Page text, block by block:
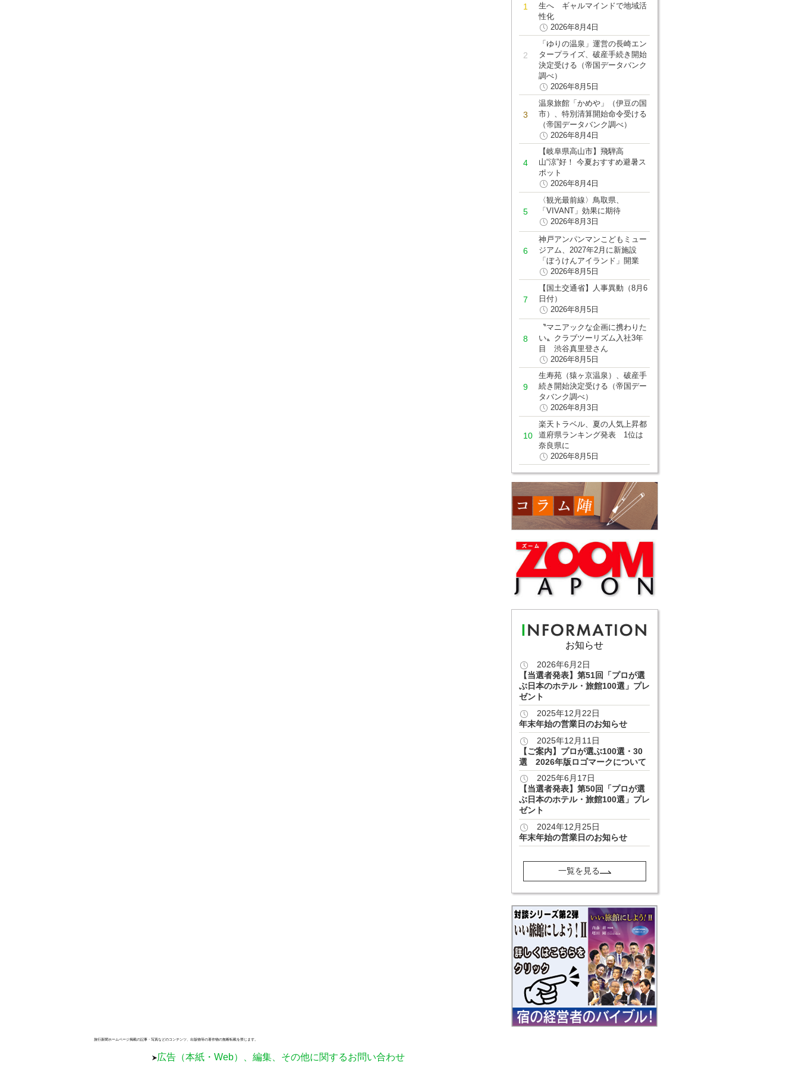
生へ ギャルマインドで地域活
性化
2026年8月4日
「ゆりの温泉」運営の長崎エン
タープライズ、破産手続き開始
決定受ける（帝国データバンク
調べ）
2026年8月5日
温泉旅館「かめや」（伊豆の国
市）、特別清算開始命令受ける
（帝国データバンク調べ）
2026年8月4日
【岐阜県高山市】飛騨高
山“涼”好！ 今夏おすすめ避暑ス
ポット
2026年8月4日
〈観光最前線〉鳥取県、
「VIVANT」効果に期待
2026年8月3日
神戸アンパンマンこどもミュー
ジアム、2027年2月に新施設
「ぼうけんアイランド」開業
2026年8月5日
【国土交通省】人事異動（8月6
日付）
2026年8月5日
〝マニアックな企画に携わりた
い〟クラブツーリズム入社3年
目 渋谷真里登さん
2026年8月5日
生寿苑（猿ヶ京温泉）、破産手
続き開始決定受ける（帝国デー
タバンク調べ）
2026年8月3日
楽天トラベル、夏の人気上昇都
道府県ランキング発表 1位は
奈良県に
2026年8月5日
お知らせ
2026年6月2日
【当選者発表】第51回「プロが選
ぶ日本のホテル・旅館100選」プレ
ゼント
2025年12月22日
年末年始の営業日のお知らせ
2025年12月11日
【ご案内】プロが選ぶ100選・30
選 2026年版ロゴマークについて
2025年6月17日
【当選者発表】第50回「プロが選
ぶ日本のホテル・旅館100選」プレ
ゼント
2024年12月25日
年末年始の営業日のお知らせ
一覧を見る
旅行新聞ホームページ掲載の記事・写真などのコンテンツ、出版物等の著作物の無断転載を禁じます。
広告（本紙・Web）、編集、その他に関するお問い合わせ